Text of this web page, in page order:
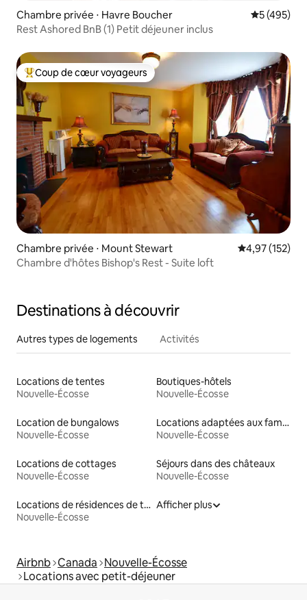
Chambre privée ⋅ Havre Boucher Évaluation
5 (495)
Rest Ashored BnB (1) Petit déjeuner inclus
Coups de cœur voyageurs les plus appréciés
Coup de cœur voyageurs
Chambre privée ⋅ Mount Stewart Évaluation
4,97 (152)
Chambre d'hôtes Bishop's Rest - Suite loft
Destinations à découvrir
Autres types de logements Activités
Locations de tentes
Nouvelle-Écosse
Boutiques-hôtels
Nouvelle-Écosse
Location de bungalows
Nouvelle-Écosse
Locations adaptées aux familles
Nouvelle-Écosse
Locations de cottages
Nouvelle-Écosse
Séjours dans des châteaux
Nouvelle-Écosse
Locations de résidences de tourisme
Nouvelle-Écosse
Afficher plus
Airbnb Canada Nouvelle-Écosse
Locations avec petit-déjeuner